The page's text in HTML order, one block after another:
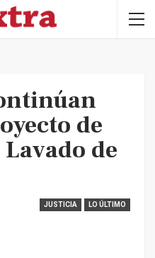
de
de
JUSTICIA LO ÚLTIMO